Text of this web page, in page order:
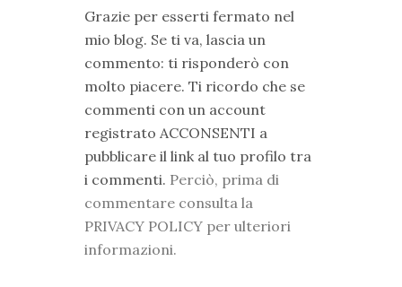
Grazie per esserti fermato nel
mio blog. Se ti va, lascia un
commento: ti risponderò con
molto piacere. Ti ricordo che se
commenti con un account
registrato ACCONSENTI a
pubblicare il link al tuo profilo tra
i commenti. Perciò, prima di
commentare consulta la
PRIVACY POLICY per ulteriori
informazioni.